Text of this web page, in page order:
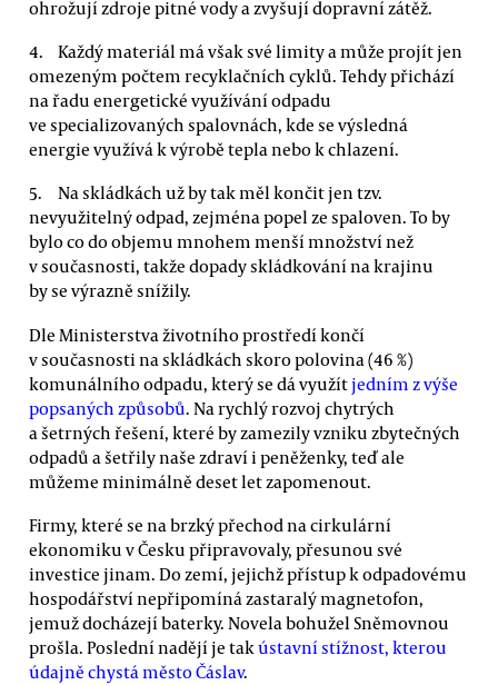
ohrožují zdroje pitné vody a zvyšují dopravní zátěž.
Každý materiál má však své limity a může projít jen
omezeným počtem recyklačních cyklů. Tehdy přichází
na řadu energetické využívání odpadu
ve specializovaných spalovnách, kde se výsledná
energie využívá k výrobě tepla nebo k chlazení.
Na skládkách už by tak měl končit jen tzv.
nevyužitelný odpad, zejména popel ze spaloven. To by
bylo co do objemu mnohem menší množství než
v současnosti, takže dopady skládkování na krajinu
by se výrazně snížily.
Dle Ministerstva životního prostředí končí
v současnosti na skládkách skoro polovina (46 %)
komunálního odpadu, který se dá využítjedním z výše
popsaných způsobů. Na rychlý rozvoj chytrých
a šetrných řešení, které by zamezily vzniku zbytečných
odpadů a šetřily naše zdraví i peněženky, teď ale
můžeme minimálně deset let zapomenout.
Firmy, které se na brzký přechod na cirkulární
ekonomiku v Česku připravovaly, přesunou své
investice jinam. Do zemí, jejichž přístup k odpadovému
hospodářství nepřipomíná zastaralý magnetofon,
jemuž docházejí baterky. Novela bohužel Sněmovnou
prošla. Poslední nadějí je takústavní stížnost, kterou
údajně chystá město Čáslav.